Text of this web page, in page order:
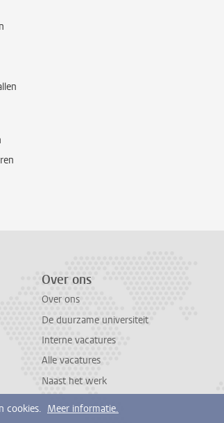
Over ons
Over ons
De duurzame universiteit
Interne vacatures
Alle vacatures
Naast het werk
cookies. Meer informatie.